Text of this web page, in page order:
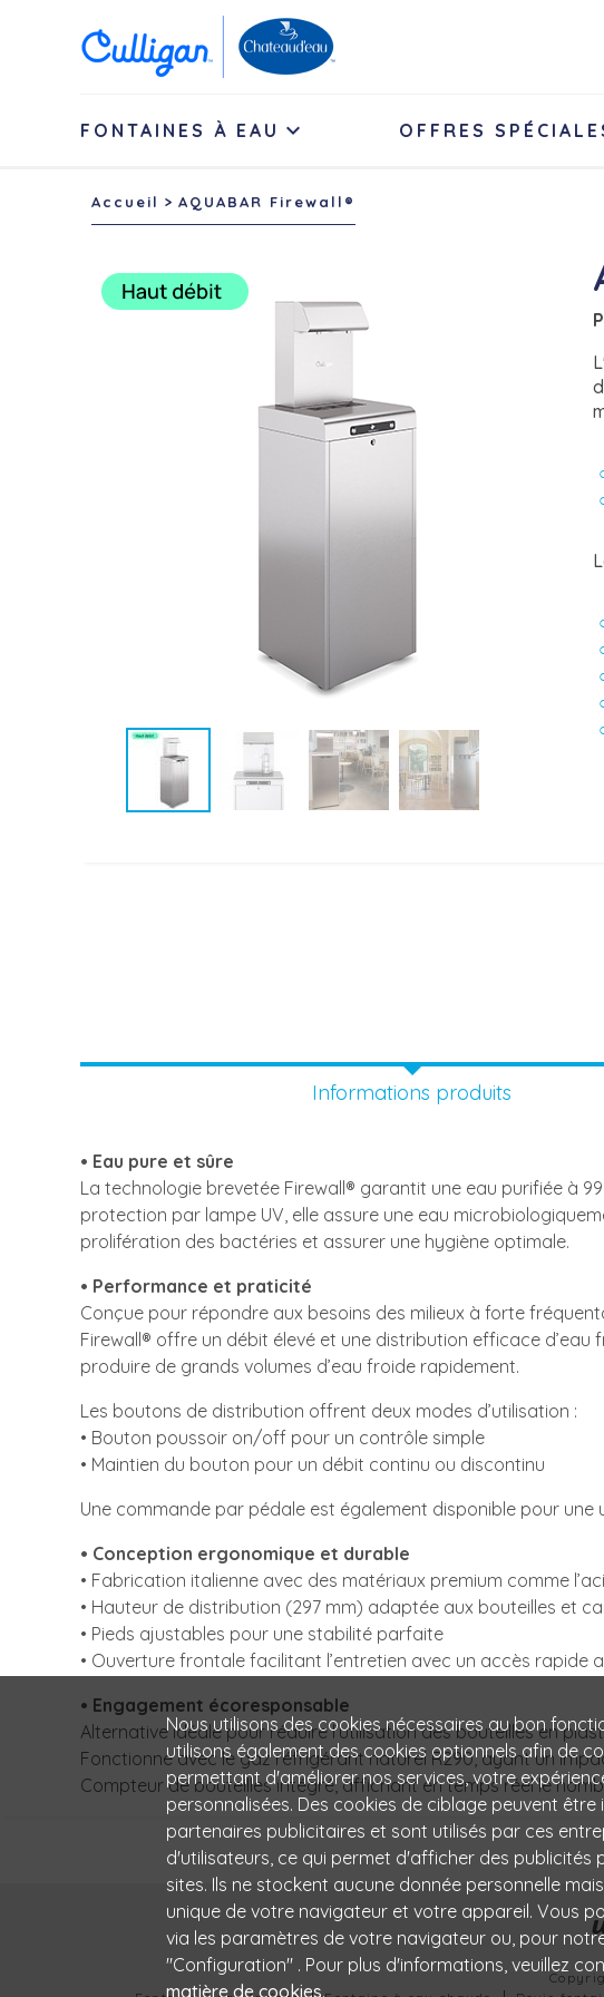
FONTAINES À EAU  OFFRES
Accueil AQUABAR Firewall®
Informations produits
• Eau pure et sûre
La technologie brevetée Firewall® garantit une eau purifiée à
protection par lampe UV, elle assure une eau
prolifération des bactéries et assurer une hygiène optimale.
• Performance et praticité
Conçue pour répondre aux besoins des milieux à forte
Firewall® offre un débit élevé et une distribution efficace
produire de grands volumes d’eau froide rapidement.
Les boutons de distribution offrent deux modes d’utilisation :
• Bouton poussoir on/off pour un contrôle simple
• Maintien du bouton pour un débit continu ou discontinu
Une commande par pédale est également disponible pour
• Conception ergonomique et durable
• Fabrication italienne avec des matériaux premium comme
• Hauteur de distribution (297 mm) adaptée aux bouteilles et
• Pieds ajustables pour une stabilité parfaite
• Ouverture frontale facilitant l’entretien avec un accès rapide
• Engagement écoresponsable
Alternative idéale pour réduire l’utilisation des bouteilles en
Fonctionne avec le gaz réfrigérant naturel R290, ayant un
Compteur de bouteilles intégré, affichant en temps réel le
Nous utilisons des cookies nécessaires au bon
utilisons également des cookies optionnels afin de
permettant d'améliorer nos services, votre
personnalisées. Des cookies de ciblage peuvent
partenaires publicitaires et sont utilisés par ces
d'utilisateurs, ce qui permet d'afficher des publicités
sites. Ils ne stockent aucune donnée personnelle
unique de votre navigateur et votre appareil. Vous
via les paramètres de votre navigateur ou, pour
"Configuration" . Pour plus d'informations, veuillez
matière de cookies.